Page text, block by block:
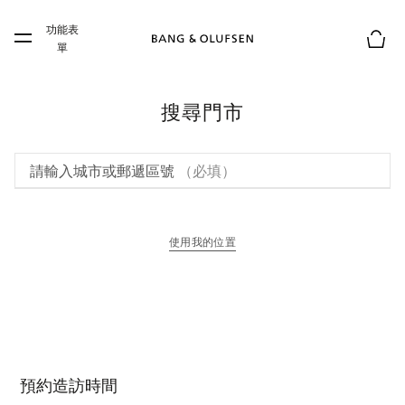
Skip to main footer
功能表
單
搜尋門市
請輸入城市或郵遞區號 （必填）
使用我的位置
預約造訪時間